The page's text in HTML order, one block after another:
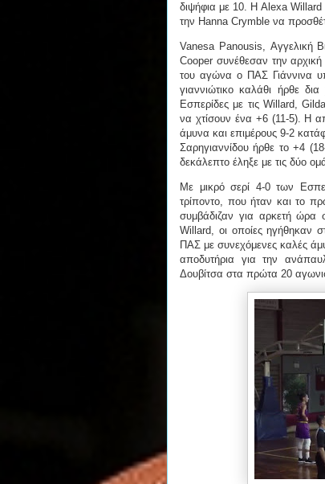
διψήφια με 10. Η Alexa
την Hanna Crymble να
Vanesa Panousis, Αγγελική
Cooper συνέθεσαν την
του αγώνα ο ΠΑΣ Γιάννινα
γιαννιώτικο καλάθι ήρθε
Εσπερίδες με τις Willard,
να χτίσουν ένα +6 (11-5). Η
άμυνα και επιμέρους 9-2
Σαρηγιαννίδου ήρθε το +4
δεκάλεπτο έληξε με τις δύο
Με μικρό σερί 4-0 των
τρίποντο, που ήταν και το
συμβάδιζαν για αρκετή ώρα
Willard, οι οποίες ηγήθηκαν
ΠΑΣ με συνεχόμενες καλές
αποδυτήρια για την
Δουβίτσα στα πρώτα 20